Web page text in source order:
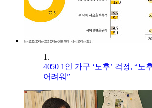
1.
4050 1인 가구 ‘노후’ 걱정, “노
어려워”